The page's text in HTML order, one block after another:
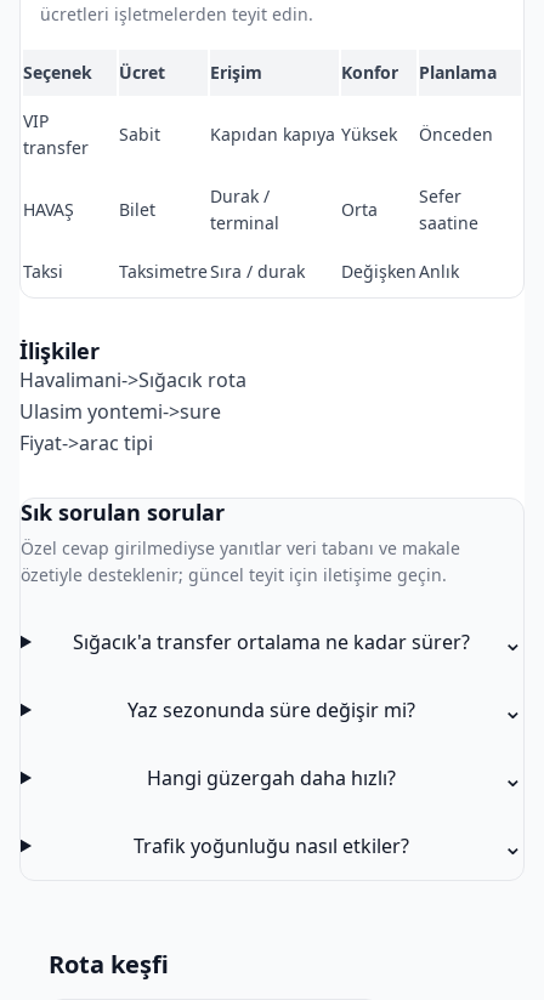
ücretleri işletmelerden teyit edin.
Seçenek Ücret Erişim Konfor Planlama
VIP
transfer
Sabit Kapıdan kapıya Yüksek Önceden
HAVAŞ Bilet
Durak /
terminal
Orta
Sefer
saatine
Taksi TaksimetreSıra / durak DeğişkenAnlık
İlişkiler
Havalimani->Sığacık rota
Ulasim yontemi->sure
Fiyat->arac tipi
Sık sorulan sorular
Özel cevap girilmediyse yanıtlar veri tabanı ve makale
özetiyle desteklenir; güncel teyit için iletişime geçin.
Sığacık'a transfer ortalama ne kadar sürer? ⌄
Yaz sezonunda süre değişir mi? ⌄
Hangi güzergah daha hızlı? ⌄
Trafik yoğunluğu nasıl etkiler? ⌄
Rota keşfi